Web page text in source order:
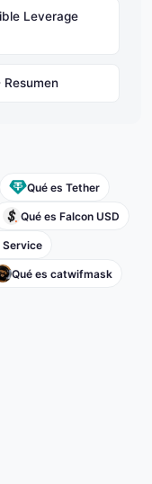
Leverage
Qué es Tether
Qué es Falcon USD
Service
Qué es catwifmask